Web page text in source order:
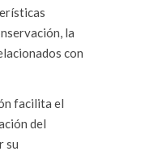
la
con
facilita el
del
su